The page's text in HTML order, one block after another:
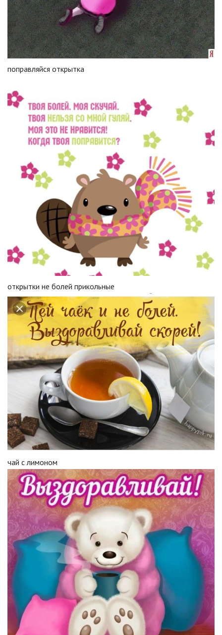
поправляйся открытка
открытки не болей прикольные
чай с лимоном